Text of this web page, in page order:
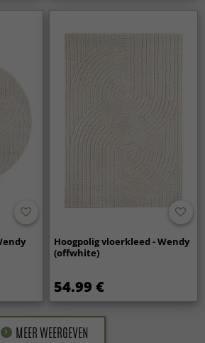
Hoogpolig vloerkleed - Wendy
(offwhite)
54.99 €
MEER WEERGEVEN